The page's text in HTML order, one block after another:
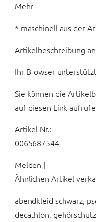
Mehr
* maschinell aus der
Artikelbeschreibung
Ihr Browser
Sie können die
auf diesen Link
Artikel Nr.:
0065687544
Melden |
Ähnlichen Artikel
abendkleid schwarz,
decathlon,